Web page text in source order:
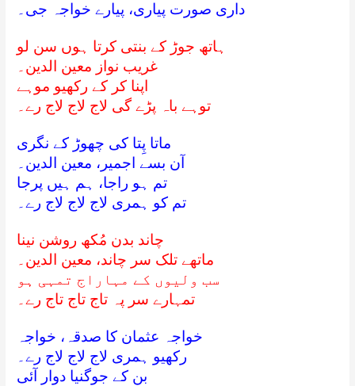
داری صورت پیاری، پیارے خواجہ جی۔
ہاتھ جوڑ کے بنتی کرتا ہوں سن لو
غریب نواز معین الدین۔
اپنا کر کے رکھیو موہے
توہے باہ پڑے گی لاج لاج لاج رے۔
ماتا پِتا کی چھوڑ کے نگری
آن بسے اجمیر، معین الدین۔
تم ہو راجا، ہم ہیں پرجا
تم کو ہمری لاج لاج لاج رے۔
چاند بدن مُکھ روشن نینا
ماتھے تلک سر چاند، معین الدین۔
سب ولیوں کے مہاراج تمہی ہو
تمہارے سر پہ تاج تاج تاج رے۔
خواجہ عثمان کا صدقہ، خواجہ
رکھیو ہمری لاج لاج لاج رے۔
بن کے جوگنیا دوار آئی